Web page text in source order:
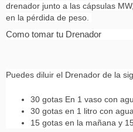
drenador junto a las cápsulas
en la pérdida de peso.
Como tomar tu Drenador
Puedes diluir el Drenador de la
30 gotas En 1 vaso con
30 gotas en 1 litro con
15 gotas en la mañana y